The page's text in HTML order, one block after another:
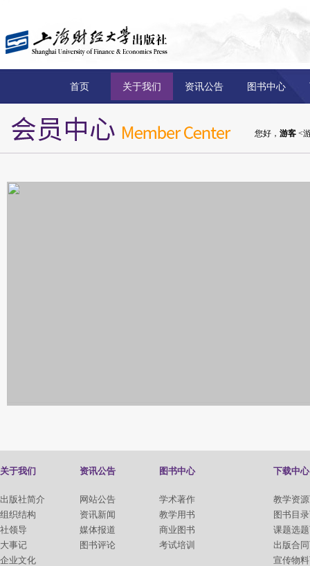
首页 关于我们 资讯公告 图书中心
您好， 游客 <
关于我们
出版社简介
组织结构
社领导
大事记
企业文化
资讯公告
网站公告
资讯新闻
媒体报道
图书评论
图书中心
学术著作
教学用书
商业图书
考试培训
下载中心
教学资
图书目
课题选
出版合
宣传物